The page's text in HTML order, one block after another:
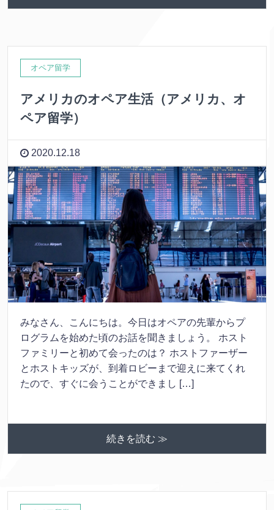
オペア留学
アメリカのオペア生活（アメリカ、オ
ペア留学）
2020.12.18
みなさん、こんにちは。今日はオペアの先輩からプ
ログラムを始めた頃のお話を聞きましょう。 ホスト
ファミリーと初めて会ったのは？ ホストファーザー
とホストキッズが、到着ロビーまで迎えに来てくれ
たので、すぐに会うことができまし […]
続きを読む ≫